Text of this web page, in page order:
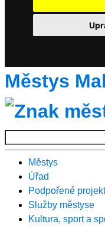
Městys
Městys
Úřad
Podpořené
Služby městyse
Kultura, sport a